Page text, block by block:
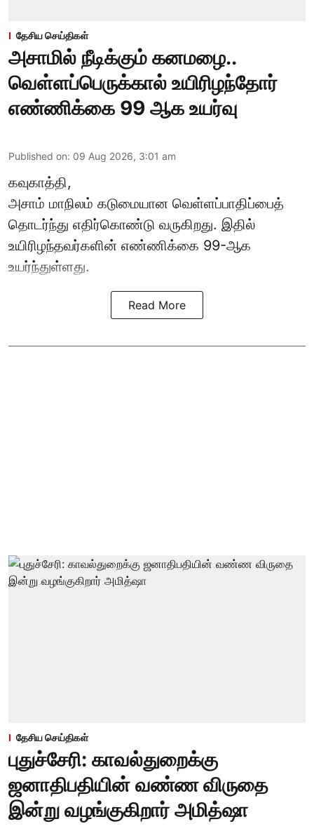
தேசிய செய்திகள்
அசாமில் நீடிக்கும் கனமழை..
வெள்ளப்பெருக்கால் உயிரிழந்தோர்
எண்ணிக்கை 99 ஆக உயர்வு
Published on: 09 Aug 2026, 3:01 am
கவுகாத்தி,
அசாம் மாநிலம் கடுமையான வெள்ளப்பாதிப்பைத்
தொடர்ந்து எதிர்கொண்டு வருகிறது. இதில்
உயிரிழந்தவர்களின் எண்ணிக்கை 99-ஆக
உயர்ந்துள்ளது.
Read More
தேசிய செய்திகள்
புதுச்சேரி: காவல்துறைக்கு
ஜனாதிபதியின் வண்ண விருதை
இன்று வழங்குகிறார் அமித்ஷா